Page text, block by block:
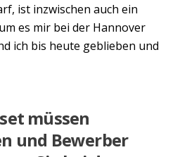
ist inzwischen auch ein
es mir bei der Hannover
ich bis heute geblieben und
müssen
und Bewerber